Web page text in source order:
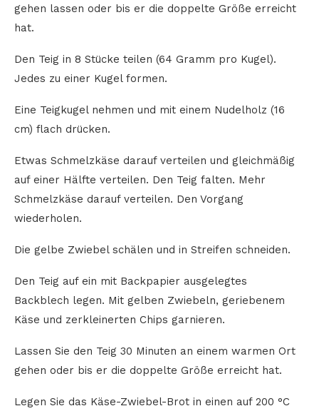
gehen lassen oder bis er die doppelte Größe erreicht
hat.
Den Teig in 8 Stücke teilen (64 Gramm pro Kugel).
Jedes zu einer Kugel formen.
Eine Teigkugel nehmen und mit einem Nudelholz (16
cm) flach drücken.
Etwas Schmelzkäse darauf verteilen und gleichmäßig
auf einer Hälfte verteilen. Den Teig falten. Mehr
Schmelzkäse darauf verteilen. Den Vorgang
wiederholen.
Die gelbe Zwiebel schälen und in Streifen schneiden.
Den Teig auf ein mit Backpapier ausgelegtes
Backblech legen. Mit gelben Zwiebeln, geriebenem
Käse und zerkleinerten Chips garnieren.
Lassen Sie den Teig 30 Minuten an einem warmen Ort
gehen oder bis er die doppelte Größe erreicht hat.
Legen Sie das Käse-Zwiebel-Brot in einen auf 200 °C